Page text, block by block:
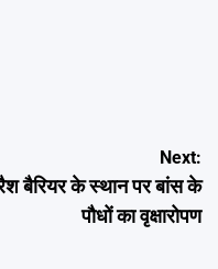
Next:
बैरियर के स्थान पर बांस के
पौधों का वृक्षारोपण